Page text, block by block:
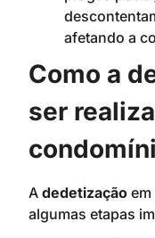
afetando a
Como a
ser
A dedetização
algumas etapas